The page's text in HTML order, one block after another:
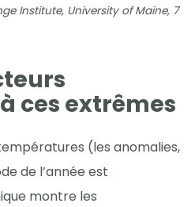
Institute, University of Maine, 7
ces extrêmes
(les anomalies,
de l’année est
montre les